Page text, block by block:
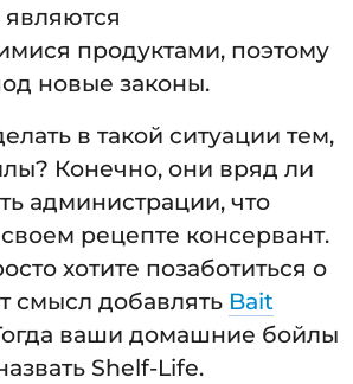
являются
продуктами, поэтому
новые законы.
в такой ситуации тем,
Конечно, они вряд ли
администрации, что
рецепте консервант.
хотите позаботиться о
смысл добавлять Bait
ваши домашние бойлы
Shelf-Life.